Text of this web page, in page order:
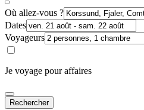
Où allez-vous ?
Dates
Voyageurs
Je voyage pour affaires
Rechercher